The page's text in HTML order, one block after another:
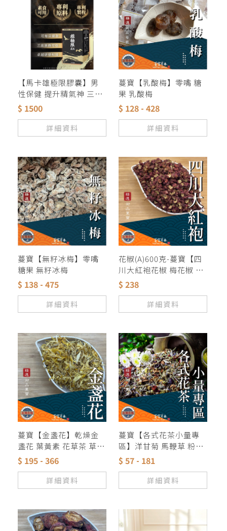
【馬卡雄極限膠囊】男
性保健 提升精氣神 三高
者素食者可食用 說明在
照片上 歡迎經銷代理 批
發零售 量大另議
$ 1500
詳細資料
蔓寶【乳酸梅】零嘴 糖
果 乳酸梅
$ 128 - 428
詳細資料
蔓寶【無籽冰梅】零嘴
糖果 無籽冰梅
$ 138 - 475
詳細資料
花椒(A)600克-蔓寶【四
川大紅袍花椒 梅花椒 花
椒 青花椒】麻翻天 香料
麻辣鍋 羊肉爐 薑母鴨 滷
包 滷味 麻辣鴨血 露營火
鍋湯底
$ 238
詳細資料
蔓寶【金盞花】乾燥金
盞花 葉黃素 花草茶 草本
茶 茶葉 茶包 眼睛保養
$ 195 - 366
詳細資料
蔓寶【各式花茶小量專
區】洋甘菊 馬鞭草 粉紅
玫瑰 紅玫瑰 迷迭香 菊花
檸檬草 金銀花 茉莉花 薰
衣草 桃花桂花 歐薄荷
$ 57 - 181
詳細資料